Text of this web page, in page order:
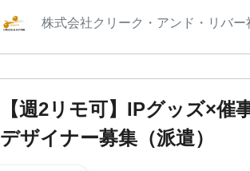
株式会社クリーク・アンド・リバー
【週2リモ可】IPグッズ×催
デザイナー募集（派遣）